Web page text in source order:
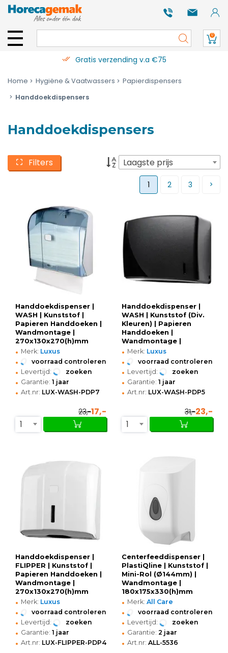
0
Gratis verzending v.a €75
Home Hygiëne & Vaatwassers
Papierdispensers
Handdoekdispensers
Handdoekdispensers
Filters Laagste prijs
1 2 3
Handdoekdispenser |
WASH | Kunststof |
Papieren Handdoeken |
Wandmontage |
270x130x270(h)mm
• Merk: Luxus
• voorraad controleren
• Levertijd: zoeken
• Garantie: 1 jaar
• Art.nr: LUX-WASH-PDP7
23,-17,-
1
Handdoekdispenser |
WASH | Kunststof (Div.
Kleuren) | Papieren
Handdoeken |
Wandmontage |
265x150x225(h)mm
• Merk: Luxus
• voorraad controleren
• Levertijd: zoeken
• Garantie: 1 jaar
• Art.nr: LUX-WASH-PDP5
31,-23,-
1
Handdoekdispenser |
FLIPPER | Kunststof |
Papieren Handdoeken |
Wandmontage |
270x130x270(h)mm
• Merk: Luxus
• voorraad controleren
• Levertijd: zoeken
• Garantie: 1 jaar
• Art.nr: LUX-FLIPPER-PDP4
Centerfeeddispenser |
PlastiQline | Kunststof |
Mini-Rol (Ø144mm) |
Wandmontage |
180x175x330(h)mm
• Merk: All Care
• voorraad controleren
• Levertijd: zoeken
• Garantie: 2 jaar
• Art.nr: ALL-5536